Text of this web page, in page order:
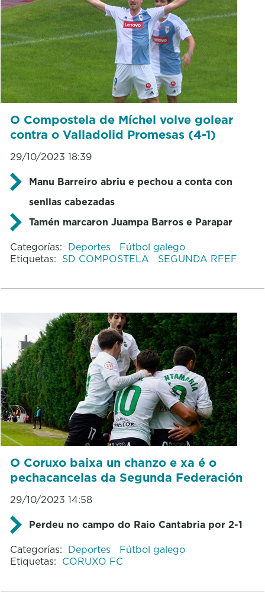
O Compostela de Míchel volve golear
contra o Valladolid Promesas (4-1)
29/10/2023 18:39
Manu Barreiro abriu e pechou a conta con
senllas cabezadas
Tamén marcaron Juampa Barros e Parapar
Categorías: Deportes
Fútbol galego
Etiquetas: SD COMPOSTELA SEGUNDA RFEF
O Coruxo baixa un chanzo e xa é o
pechacancelas da Segunda Federación
29/10/2023 14:58
Perdeu no campo do Raio Cantabria por 2-1
Categorías: Deportes
Fútbol galego
Etiquetas: CORUXO FC